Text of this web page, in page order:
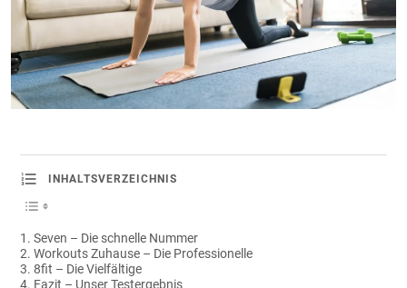
INHALTSVERZEICHNIS
Seven – Die schnelle Nummer
Workouts Zuhause – Die Professionelle
8fit – Die Vielfältige